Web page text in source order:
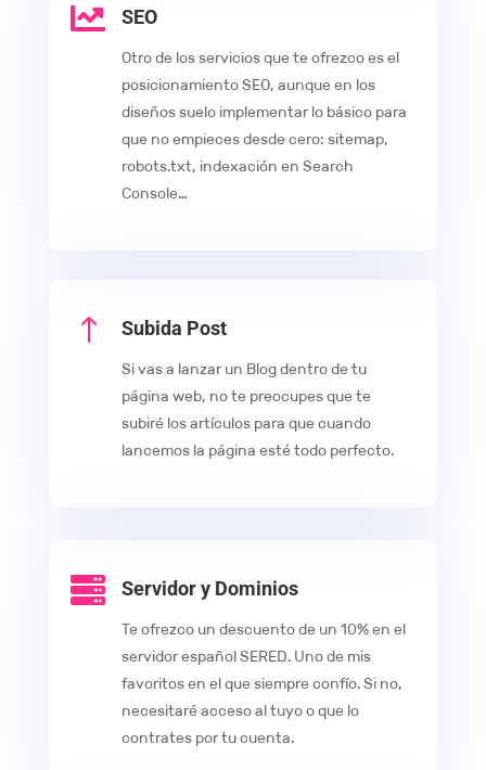
 SEO
Otro de los servicios que te ofrezco es el
posicionamiento SEO, aunque en los
diseños suelo implementar lo básico para
que no empieces desde cero: sitemap,
robots.txt, indexación en Search
Console…
! Subida Post
Si vas a lanzar un Blog dentro de tu
página web, no te preocupes que te
subiré los artículos para que cuando
lancemos la página esté todo perfecto.
 Servidor y Dominios
Te ofrezco un descuento de un 10% en el
servidor español SERED. Uno de mis
favoritos en el que siempre confío. Si no,
necesitaré acceso al tuyo o que lo
contrates por tu cuenta.